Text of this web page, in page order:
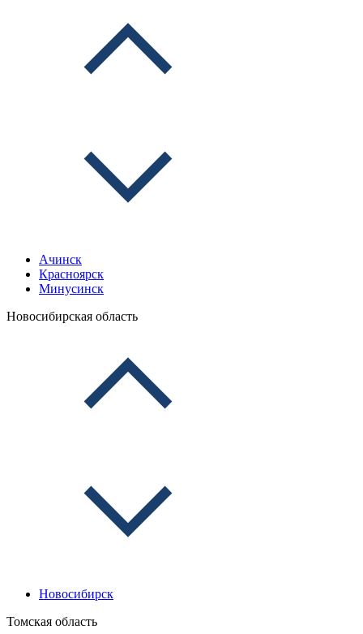
Ачинск
Красноярск
Минусинск
Новосибирская область
Новосибирск
Томская область